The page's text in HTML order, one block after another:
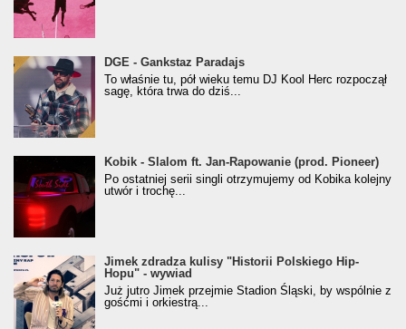
donGURALesko z nagrodą za
Klasyczny/Trueschoolowy Album Roku
(Popkillery 2023)
DGE - Gankstaz Paradajs
To właśnie tu, pół wieku temu DJ Kool Herc rozpoczął
sagę, która trwa do dziś...
Kobik - Slalom ft. Jan-Rapowanie (prod. Pioneer)
[Official Music Visualiser]
Kobik - Slalom ft. Jan-Rapowanie (prod. Pioneer)
Po ostatniej serii singli otrzymujemy od Kobika kolejny
utwór i trochę...
Jimek zdradza kulisy "Historii Polskiego Hip-
Hopu" - wywiad
Jimek zdradza kulisy "Historii Polskiego Hip-
Hopu" - wywiad
Już jutro Jimek przejmie Stadion Śląski, by wspólnie z
gośćmi i orkiestrą...